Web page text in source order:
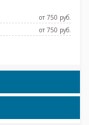
от 750 pуб.
от 750 pуб.